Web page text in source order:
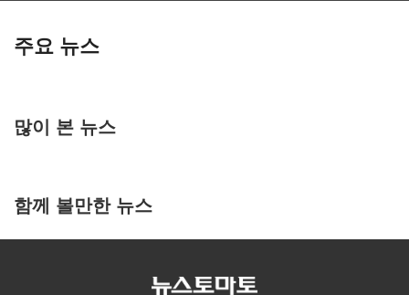
주요 뉴스
많이 본 뉴스
함께 볼만한 뉴스